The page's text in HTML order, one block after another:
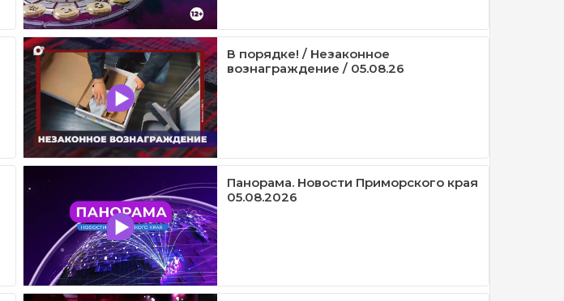
В порядке! / Незаконное
вознаграждение / 05.08.26
Панорама. Новости Приморского края
05.08.2026